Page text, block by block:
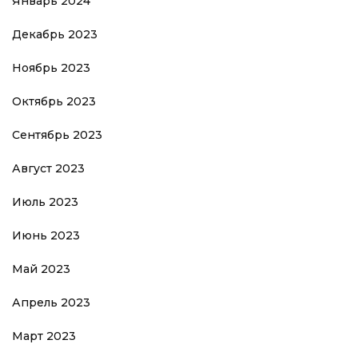
Декабрь 2023
Ноябрь 2023
Октябрь 2023
Сентябрь 2023
Август 2023
Июль 2023
Июнь 2023
Май 2023
Апрель 2023
Март 2023